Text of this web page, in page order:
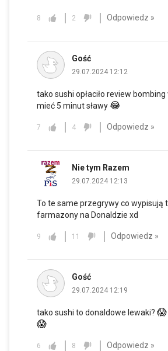
8 2 Odpowiedz »
Gość
29.07.2024 12:12
tako sushi opłaciło review bombing
mieć 5 minut sławy😂
7 4 Odpowiedz »
Nie tym Razem
29.07.2024 12:13
To te same przegrywy co wypisują
farmazony na Donaldzie xd
9 11 Odpowiedz »
Gość
29.07.2024 12:19
tako sushi to donaldowe lewaki? 😱
😱
6 8 Odpowiedz »